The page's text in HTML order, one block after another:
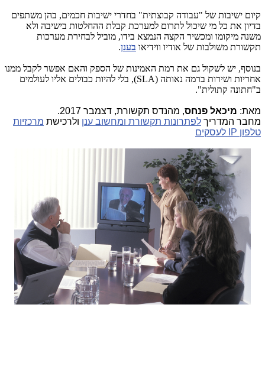
קיום ישיבות של "עבודה קבוצתית" בחדרי ישיבות חכמים, בהן משתפים
בדיון את כל מי שיכול לתרום למערכת קבלת ההחלטות בישיבה ולא
משנה מיקומו ומכשיר הקצה הנמצא בידו, מוביל לבחירת מערכות
תקשורת משולבות של אודיו ווידיאו בענן.
בנוסף, יש לשקול גם את רמת האמינות של הספק והאם אפשר לקבל ממנו
אחריות ושירות ברמה נאותה (SLA), בלי להיות כבולים אליו לעולמים
ב"חתונה קתולית".
מאת: מיכאל פנחס, מהנדס תקשורת, דצמבר 2017.
מחבר המדריך לפתרונות תקשורת ומחשוב ענן ולרכישת מרכזיות
טלפון IP לעסקים